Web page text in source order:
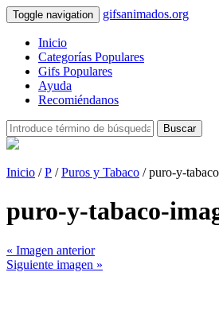
Toggle navigation gifsanimados.org
Inicio
Categorías Populares
Gifs Populares
Ayuda
Recomiéndanos
Buscar
Inicio /P /Puros y Tabaco / puro-y-
puro-y-tabaco-
« Imagen anterior
Siguiente imagen »